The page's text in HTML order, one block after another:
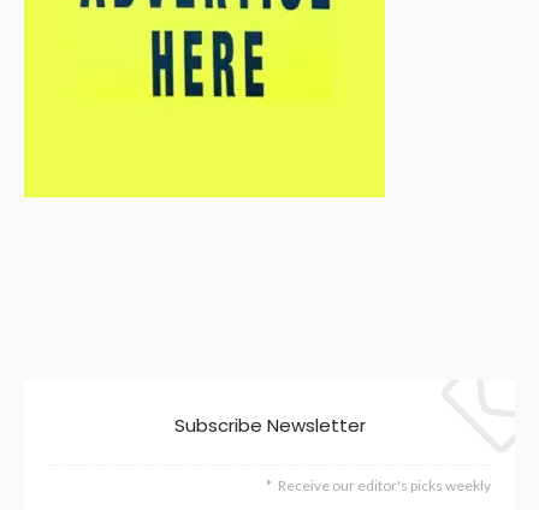
Subscribe Newsletter
Receive our editor's picks weekly